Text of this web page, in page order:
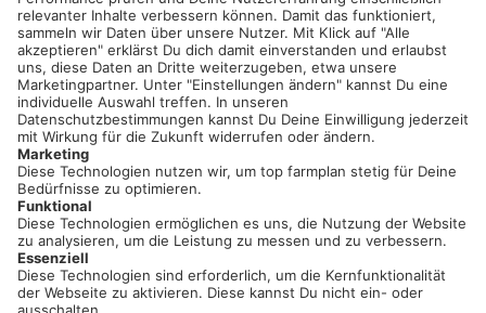
Sei immer auf dem Laufenden!
Neue Features, spannende Tipps und hilfreiche Anleitungen!
Registriere dich kostenlos!